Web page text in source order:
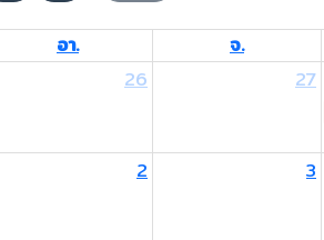
อา. จ.
26
27
2 3